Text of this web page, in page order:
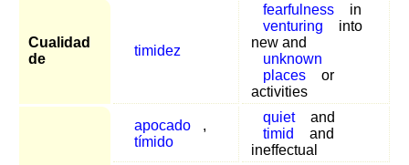
Cualidad
de
timidez
fearfulness
in
venturing
into
new and
unknown
places
or
activities
apocado
,
tímido
quiet
and
timid
and
ineffectual